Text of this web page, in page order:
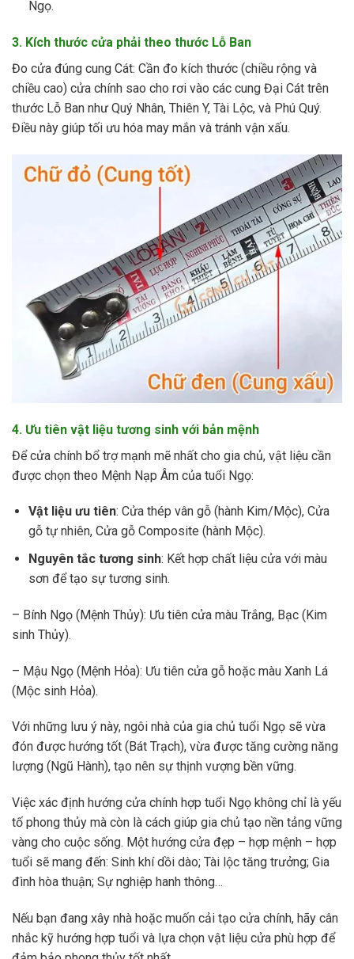
Ngọ.
3. Kích thước cửa phải theo thước Lỗ Ban
Đo cửa đúng cung Cát: Cần đo kích thước (chiều rộng và
chiều cao) cửa chính sao cho rơi vào các cung Đại Cát trên
thước Lỗ Ban như Quý Nhân, Thiên Y, Tài Lộc, và Phú Quý.
Điều này giúp tối ưu hóa may mắn và tránh vận xấu.
4. Ưu tiên vật liệu tương sinh với bản mệnh
Để cửa chính bổ trợ mạnh mẽ nhất cho gia chủ, vật liệu cần
được chọn theo Mệnh Nạp Âm của tuổi Ngọ:
Vật liệu ưu tiên: Cửa thép vân gỗ (hành Kim/Mộc), Cửa
gỗ tự nhiên, Cửa gỗ Composite (hành Mộc).
Nguyên tắc tương sinh: Kết hợp chất liệu cửa với màu
sơn để tạo sự tương sinh.
– Bính Ngọ (Mệnh Thủy): Ưu tiên cửa màu Trắng, Bạc (Kim
sinh Thủy).
– Mậu Ngọ (Mệnh Hỏa): Ưu tiên cửa gỗ hoặc màu Xanh Lá
(Mộc sinh Hỏa).
Với những lưu ý này, ngôi nhà của gia chủ tuổi Ngọ sẽ vừa
đón được hướng tốt (Bát Trạch), vừa được tăng cường năng
lượng (Ngũ Hành), tạo nên sự thịnh vượng bền vững.
Việc xác định hướng cửa chính hợp tuổi Ngọ không chỉ là yếu
tố phong thủy mà còn là cách giúp gia chủ tạo nền tảng vững
vàng cho cuộc sống. Một hướng cửa đẹp – hợp mệnh – hợp
tuổi sẽ mang đến: Sinh khí dồi dào; Tài lộc tăng trưởng; Gia
đình hòa thuận; Sự nghiệp hanh thông…
Nếu bạn đang xây nhà hoặc muốn cải tạo cửa chính, hãy cân
nhắc kỹ hướng hợp tuổi và lựa chọn vật liệu cửa phù hợp để